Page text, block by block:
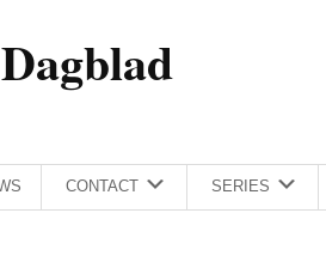
CONTACT SERIES